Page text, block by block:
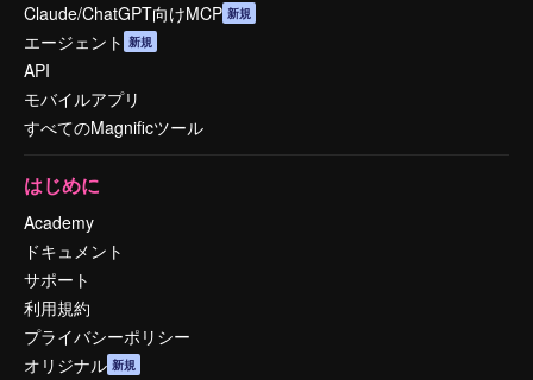
Claude/ChatGPT向けMCP 新規
エージェント 新規
API
モバイルアプリ
すべてのMagnificツール
はじめに
Academy
ドキュメント
サポート
利用規約
プライバシーポリシー
オリジナル 新規